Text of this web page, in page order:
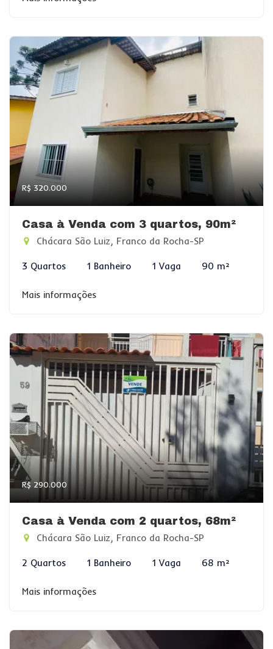
R$ 320.000
Casa à Venda com 3 quartos, 90m²
Chácara São Luiz, Franco da Rocha-SP
3 Quartos 1 Banheiro 1 Vaga 90 m²
Mais informações
R$ 290.000
Casa à Venda com 2 quartos, 68m²
Chácara São Luiz, Franco da Rocha-SP
2 Quartos 1 Banheiro 1 Vaga 68 m²
Mais informações